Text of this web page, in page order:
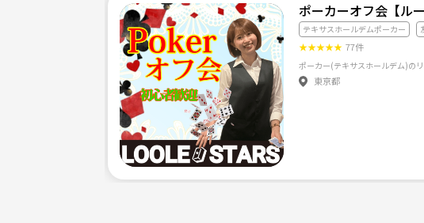
ポーカーオフ会【ル
テキサスホールデムポーカー
★★★★★ 77件
ポーカー(テキサスホールデム)の
東京都